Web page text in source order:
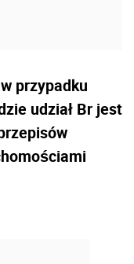
przypadku
udział Br jest